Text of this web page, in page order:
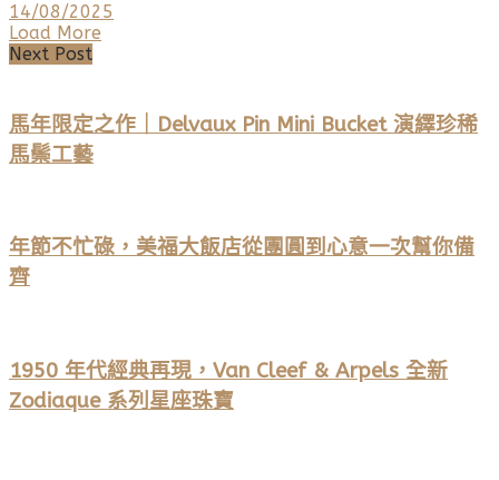
14/08/2025
Load More
Next Post
馬年限定之作｜Delvaux Pin Mini Bucket 演繹珍稀
馬鬃工藝
年節不忙碌，美福大飯店從團圓到心意一次幫你備
齊
1950 年代經典再現，Van Cleef & Arpels 全新
Zodiaque 系列星座珠寶